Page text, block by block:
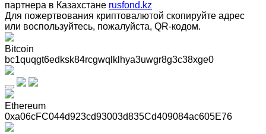
партнера в Казахстане rusfond.kz
Для пожертвования криптовалютой скопируйте адрес
или воспользуйтесь, пожалуйста, QR-кодом.
Bitcoin
bc1quqgt6edksk84rcgwqlklhya3uwgr8g3c38xge0
Ethereum
0xa06cFC044d923cd93003d835Cd409084ac605E76